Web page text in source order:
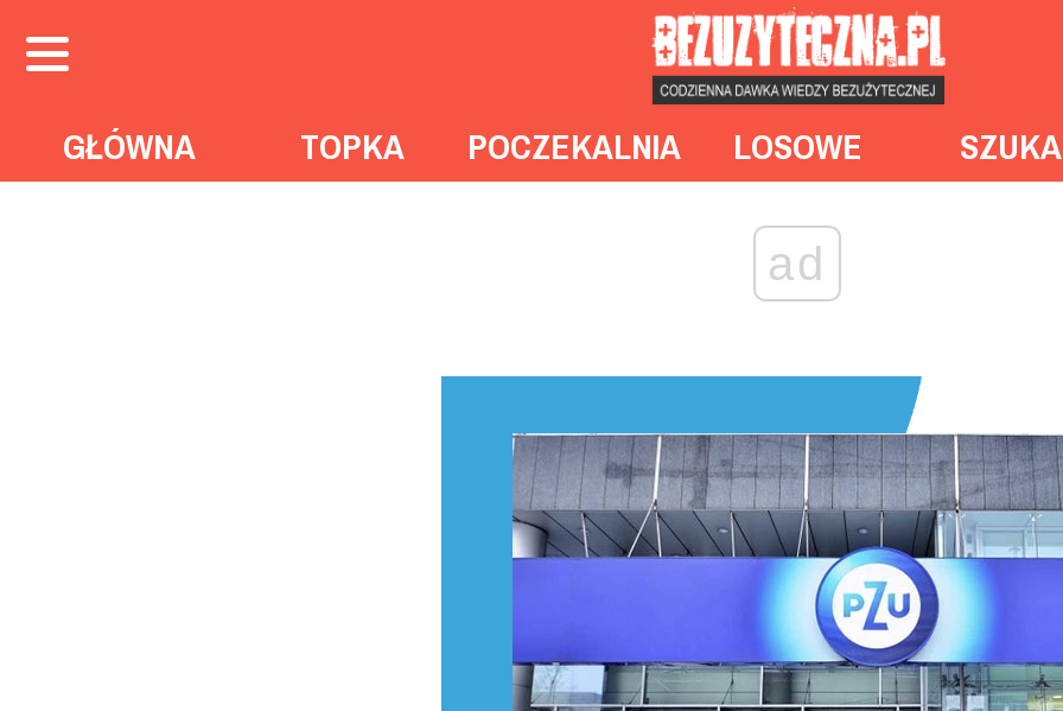
GŁÓWNA TOPKA POCZEKALNIA LOSOWE
ad